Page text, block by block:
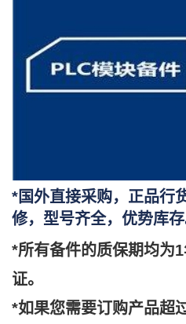
*国外直接采购，正品行
修，型号齐全，优势库存
*所有备件的质保期均为
证。
*如果您需要订购产品超